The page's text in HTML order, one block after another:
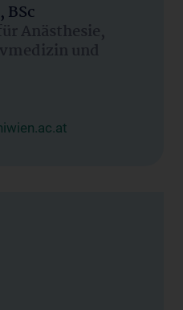
BSc
Anästhesie,
und